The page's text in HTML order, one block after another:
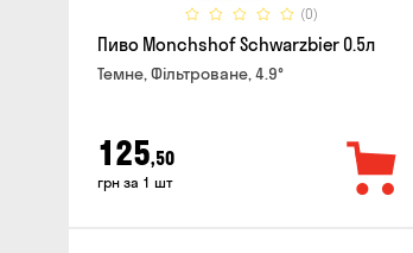
(0)
Пиво Monchshof Schwarzbier 0.5л
Темне, Фільтроване, 4.9°
125,50
грн за 1 шт